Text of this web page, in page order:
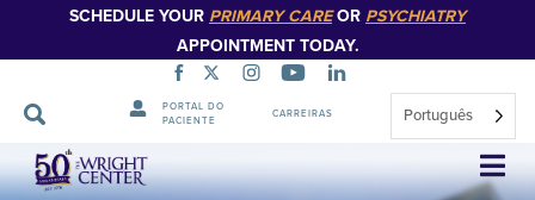
SCHEDULE YOUR PRIMARY CAREOR PSYCHIATRY
APPOINTMENT TODAY.
PORTAL DO
PACIENTE
CARREIRAS Português
Saltar
navegação